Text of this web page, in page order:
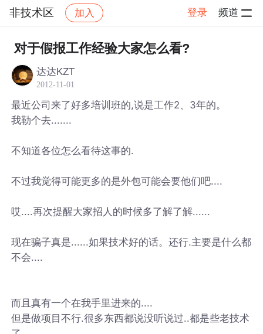
非技术区 加入 登录 频道
社区 非技术区 帖子详情
对于假报工作经验大家怎么看?
达达KZT
2012-11-01
最近公司来了好多培训班的,说是工作2、3年的。
我勒个去.......
不知道各位怎么看待这事的.
不过我觉得可能更多的是外包可能会要他们吧....
哎....再次提醒大家招人的时候多了解了解......
现在骗子真是......如果技术好的话。还行.主要是什么都
不会....
而且真有一个在我手里进来的....
但是做项目不行.很多东西都说没听说过..都是些老技术